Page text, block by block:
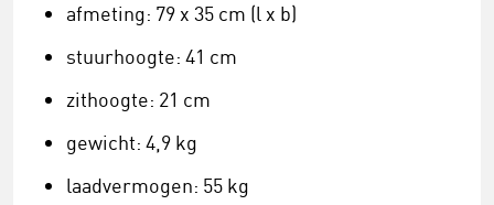
afmeting: 79 x 35 cm (l x b)
stuurhoogte: 41 cm
zithoogte: 21 cm
gewicht: 4,9 kg
laadvermogen: 55 kg